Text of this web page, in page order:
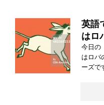
英語
はロ
今日の
はロバ
ーズで